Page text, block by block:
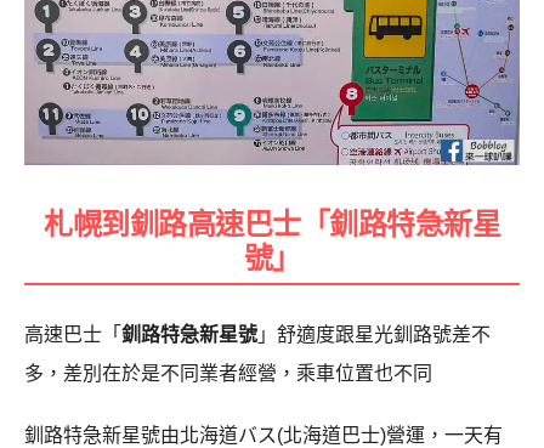
札幌到釧路高速巴士「釧路特急新星
號」
高速巴士「 釧路特急新星號 」舒適度跟星光釧路號差不
多，差別在於是不同業者經營，乘車位置也不同
釧路特急新星號由北海道バス(北海道巴士)營運，一天有